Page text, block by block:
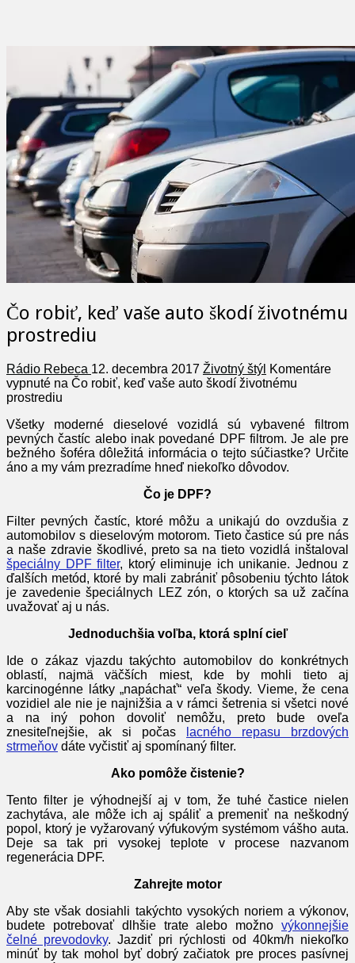
Čo robiť, keď vaše auto škodí životnému
prostrediu
Rádio Rebeca 12. decembra 2017 Životný štýl Komentáre
vypnuté na Čo robiť, keď vaše auto škodí životnému
prostrediu
Všetky moderné dieselové vozidlá sú vybavené filtrom
pevných častíc alebo inak povedané DPF filtrom. Je ale pre
bežného šoféra dôležitá informácia o tejto súčiastke? Určite
áno a my vám prezradíme hneď niekoľko dôvodov.
Čo je DPF?
Filter pevných častíc, ktoré môžu a unikajú do ovzdušia z
automobilov s dieselovým motorom. Tieto častice sú pre nás
a naše zdravie škodlivé, preto sa na tieto vozidlá inštaloval
špeciálny DPF filter, ktorý eliminuje ich unikanie. Jednou z
ďalších metód, ktoré by mali zabrániť pôsobeniu týchto látok
je zavedenie špeciálnych LEZ zón, o ktorých sa už začína
uvažovať aj u nás.
Jednoduchšia voľba, ktorá splní cieľ
Ide o zákaz vjazdu takýchto automobilov do konkrétnych
oblastí, najmä väčších miest, kde by mohli tieto aj
karcinogénne látky „napáchať“ veľa škody. Vieme, že cena
vozidiel ale nie je najnižšia a v rámci šetrenia si všetci nové
a na iný pohon dovoliť nemôžu, preto bude oveľa
znesiteľnejšie, ak si počas
lacného repasu brzdových
strmeňov dáte vyčistiť aj spomínaný filter.
Ako pomôže čistenie?
Tento filter je výhodnejší aj v tom, že tuhé častice nielen
zachytáva, ale môže ich aj spáliť a premeniť na neškodný
popol, ktorý je vyžarovaný výfukovým systémom vášho auta.
Deje sa tak pri vysokej teplote v procese nazvanom
regenerácia DPF.
Zahrejte motor
Aby ste však dosiahli takýchto vysokých noriem a výkonov,
budete potrebovať dlhšie trate alebo možno výkonnejšie
čelné prevodovky. Jazdiť pri rýchlosti od 40km/h niekoľko
minúť by tak mohol byť dobrý začiatok pre proces pasívnej